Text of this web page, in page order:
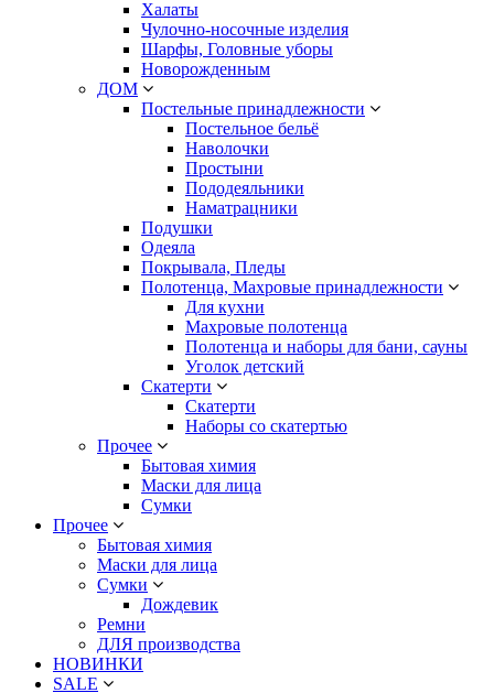
Халаты
Чулочно-носочные изделия
Шарфы, Головные уборы
Новорожденным
ДОМ
Постельные принадлежности
Постельное бельё
Наволочки
Простыни
Пододеяльники
Наматрацники
Подушки
Одеяла
Покрывала, Пледы
Полотенца, Махровые принадлежности
Для кухни
Махровые полотенца
Полотенца и наборы для бани, сауны
Уголок детский
Скатерти
Скатерти
Наборы со скатертью
Прочее
Бытовая химия
Маски для лица
Сумки
Прочее
Бытовая химия
Маски для лица
Сумки
Дождевик
Ремни
ДЛЯ производства
НОВИНКИ
SALE